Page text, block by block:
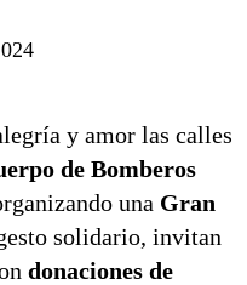
y amor las calles
de Bomberos
una Gran
solidario, invitan
donaciones de